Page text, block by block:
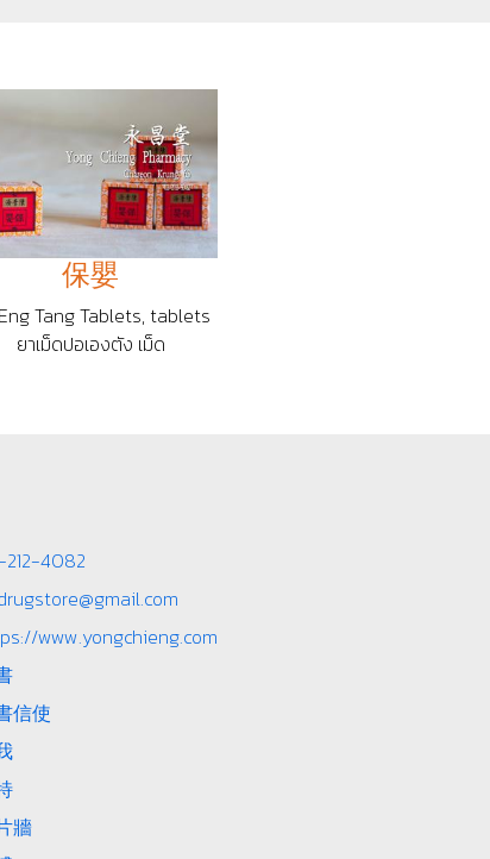
保嬰
Tang Tablets, tablets
ยาเม็ดปอเองตัง เม็ด
4082
www.yongchieng.com
信使
牆